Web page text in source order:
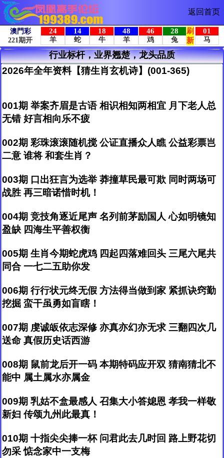
返回首页
行业标杆，业界翘楚，龙头品质
2026年全年资料【猜生肖玄机诗】(001-365)
001期 举案齐眉是古语 相识相知两相宜 月下老人总
无错 好言相向乐不疲
002期 彩珠滚滚随机搅 公证直播众人瞧 公益彩票岂
二意 谁将 和套生肖？
003期 口出狂言为选举 莽撞草民最可欺 同时两场可
战胜 再三暗诺惜时机！
004期 竞技角逐近尾声 名列前茅励国人 心如明镜知
盈缺 四海生平善权衡
005期 生肖今期蛇虎鸡 四起四落难回头 三尾六尾共
同合 一七二五助你发
006期 行行状元终无假 方法得当做到家 紧抓诀窍勤
挖掘 蛮干虽勇如盲瞎！
007期 虔诚皈依志深修 亦真亦幻亦无求 三翻四次几
送命 真假历史话西游
008期 鼠前龙后开一码 本期特码应开双 猜南猜北不
能中 属土属水亦属金
009期 乳姑不盒最感人 召集大小答媳恩 孝我一样敬
新妇 传颂九州此最真！
010期 十指尖尖捧一杯 问君此去几时回 路上野花切
勿采 惦念家中一支梅